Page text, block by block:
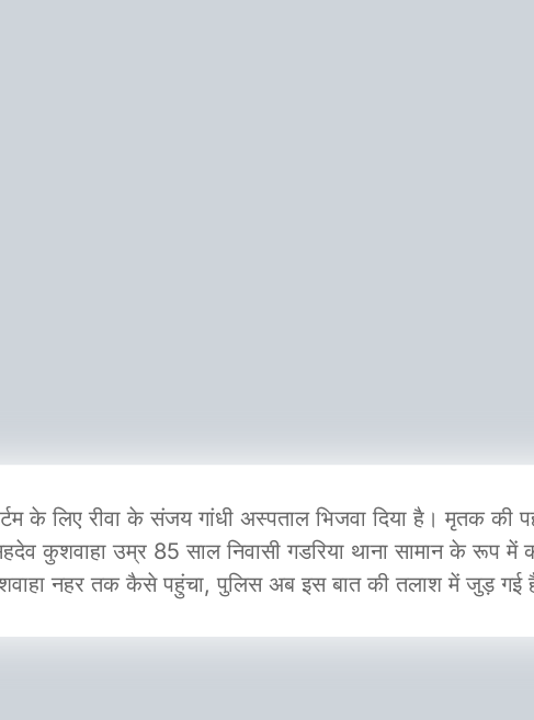
के लिए रीवा के संजय गांधी अस्पताल भिजवा दिया है। मृतक की
कुशवाहा उम्र 85 साल निवासी गडरिया थाना सामान के रूप में
नहर तक कैसे पहुंचा, पुलिस अब इस बात की तलाश में जुड़ गई